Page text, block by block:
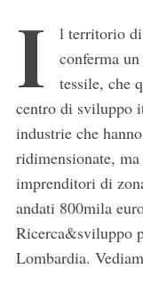
I
l territorio
conferma
tessile, che
centro di sviluppo
industrie che
ridimensionate,
imprenditori di
andati 800mila
Ricerca&sviluppo
Lombardia.